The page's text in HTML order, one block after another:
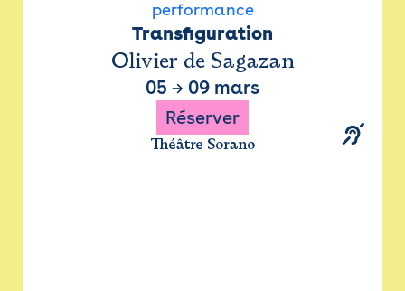
performance
Transfiguration
Olivier de Sagazan
05 → 09 mars
Réserver
Théâtre Sorano